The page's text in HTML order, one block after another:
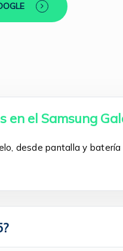
en el Samsung
desde pantalla y